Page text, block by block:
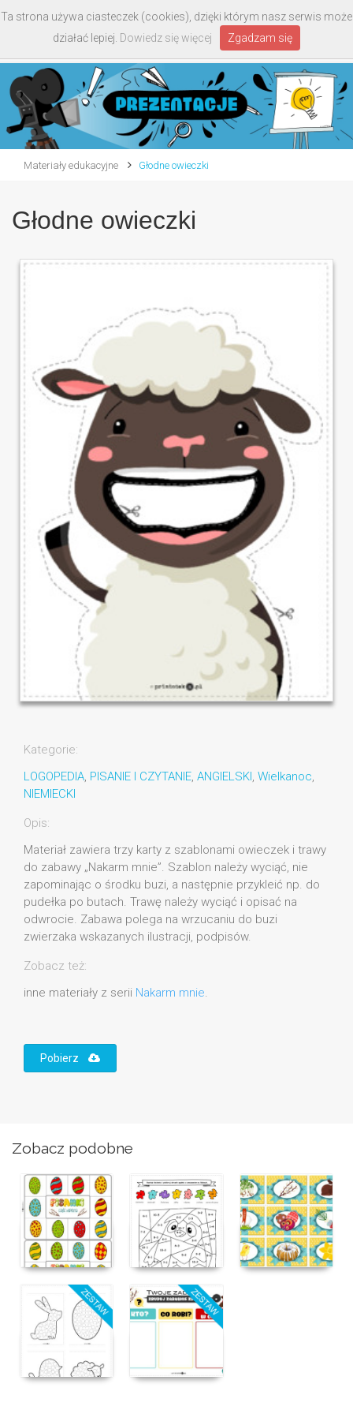
Materiały edukacyjne Głodne owieczki
Głodne owieczki
Kategorie:
LOGOPEDIA, PISANIE I CZYTANIE, ANGIELSKI , Wielkanoc,
NIEMIECKI
Opis:
Materiał zawiera trzy karty z szablonami owieczek i trawy
do zabawy „Nakarm mnie”. Szablon należy wyciąć, nie
zapominając o środku buzi, a następnie przykleić np. do
pudełka po butach. Trawę należy wyciąć i opisać na
odwrocie. Zabawa polega na wrzucaniu do buzi
zwierzaka wskazanych ilustracji, podpisów.
Zobacz też:
inne materiały z serii Nakarm mnie.
Pobierz
Zobacz podobne
Ta strona używa ciasteczek (cookies), dzięki którym nasz serwis może
działać lepiej. Dowiedz się więcej Zgadzam się